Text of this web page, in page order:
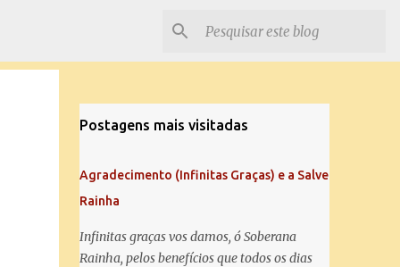
Postagens mais visitadas
Agradecimento (Infinitas Graças) e a Salve
Rainha
Infinitas graças vos damos, ó Soberana
Rainha, pelos benefícios que todos os dias